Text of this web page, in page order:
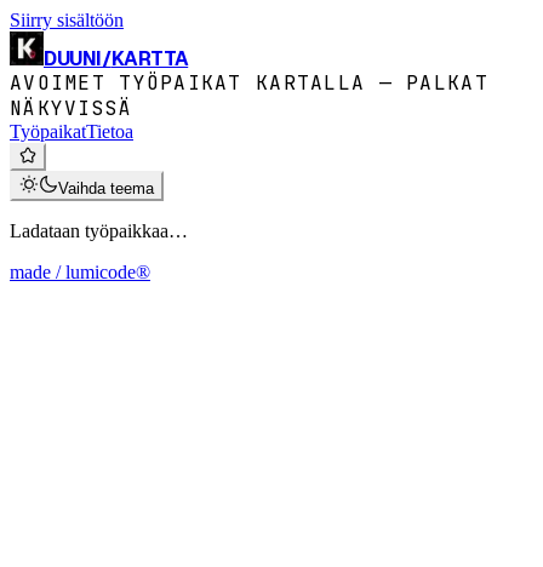
Siirry sisältöön
DUUNI/KARTTA
AVOIMET TYÖPAIKAT KARTALLA — PALKAT
NÄKYVISSÄ
TyöpaikatTietoa
Vaihda teema
Ladataan työpaikkaa…
made / lumicode®